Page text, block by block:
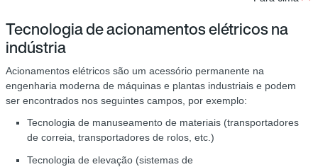
Tecnologia de acionamentos elétricos na
indústria
Acionamentos elétricos são um acessório permanente na
engenharia moderna de máquinas e plantas industriais e podem
ser encontrados nos seguintes campos, por exemplo:
Tecnologia de manuseamento de materiais (transportadores
de correia, transportadores de rolos, etc.)
Tecnologia de elevação (sistemas de